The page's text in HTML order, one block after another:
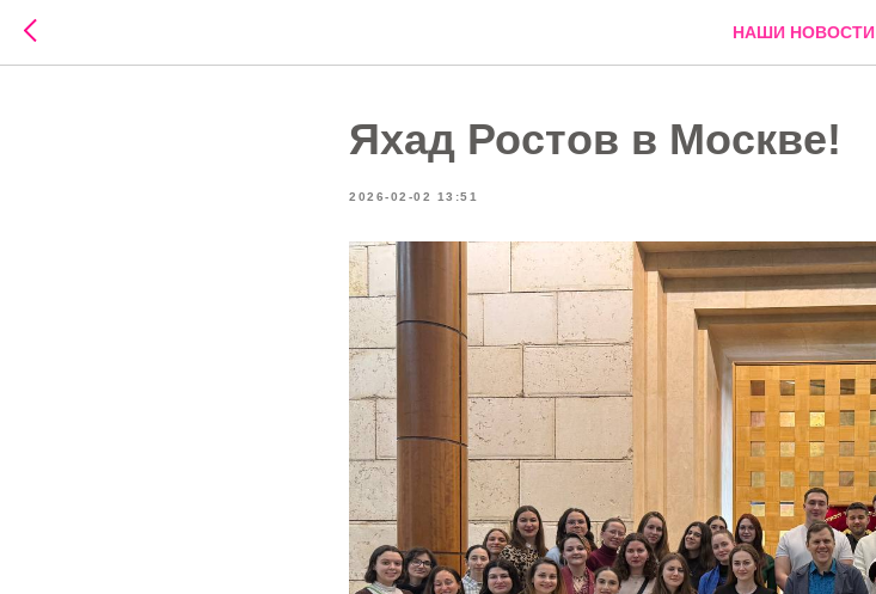
НАШИ НОВОСТИ
Яхад Ростов в Москве!
2026-02-02 13:51